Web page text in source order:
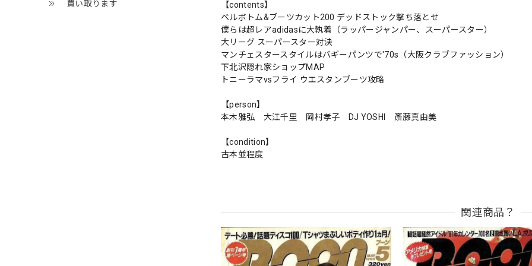
買い取ります
【contents】
ベルボトム&ブーツカット200 デッドストック撃ち落とせ
僕らは超レアadidasに大執着（ラッパージャンパー、スーパースター）
大リーグ スーパースター対決
マンチェスタースタイルはバギーパンツで'70s（大阪クラブファッション）
下北沢隠れ家ショップMAP
トニーラマvsフライ ウエスタンブーツ攻略
【person】
本木雅弘 大江千里 岡村孝子 DJ YOSHI 斎藤真由美
【condition】
古本並程度
関連商品？